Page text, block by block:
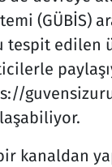
(GÜBİS)
tespit edilen
kanaldan